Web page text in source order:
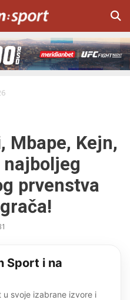
Mbape, Kejn,
najboljeg
prvenstva
Sport i na
u svoje izabrane izvore i